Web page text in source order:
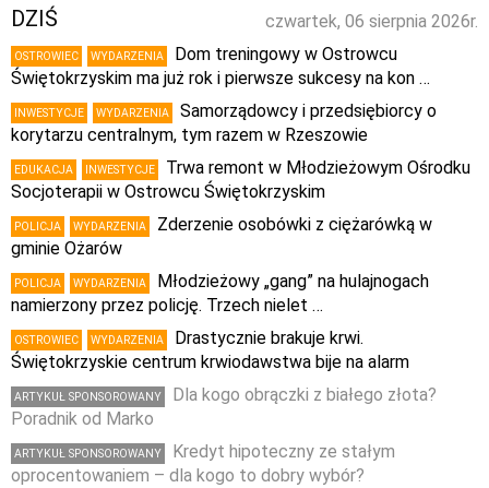
czwartek, 06 sierpnia 2026r.
DZIŚ
OSTROWIEC WYDARZENIA
Dom treningowy w Ostrowcu
Świętokrzyskim ma już rok i pierwsze sukcesy na kon …
INWESTYCJE WYDARZENIA
Samorządowcy i przedsiębiorcy o
korytarzu centralnym, tym razem w Rzeszowie
EDUKACJA INWESTYCJE
Trwa remont w Młodzieżowym Ośrodku
Socjoterapii w Ostrowcu Świętokrzyskim
POLICJA WYDARZENIA
Zderzenie osobówki z ciężarówką w
gminie Ożarów
POLICJA WYDARZENIA
Młodzieżowy „gang” na hulajnogach
namierzony przez policję. Trzech nielet …
OSTROWIEC WYDARZENIA
Drastycznie brakuje krwi.
Świętokrzyskie centrum krwiodawstwa bije na alarm
ARTYKUŁ SPONSOROWANY
Dla kogo obrączki z białego złota?
Poradnik od Marko
ARTYKUŁ SPONSOROWANY
Kredyt hipoteczny ze stałym
oprocentowaniem – dla kogo to dobry wybór?